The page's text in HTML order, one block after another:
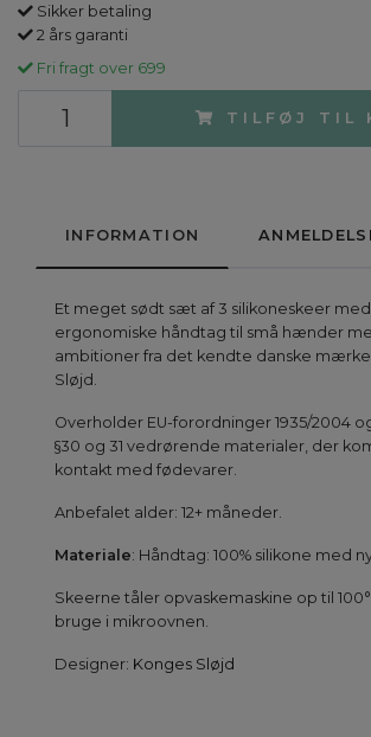
Sikker betaling
2 års garanti
Fri fragt over 699
TILFØJ TIL
INFORMATION
Et meget sødt sæt af 3 silikoneskeer med
ergonomiske håndtag til små hænder
ambitioner fra det kendte danske
Sløjd.
Overholder EU-forordninger 1935/2004
§30 og 31 vedrørende materialer, der
kontakt med fødevarer.
Anbefalet alder: 12+ måneder.
Materiale: Håndtag: 100% silikone med
Skeerne tåler opvaskemaskine op til
bruge i mikroovnen.
Designer: Konges Sløjd